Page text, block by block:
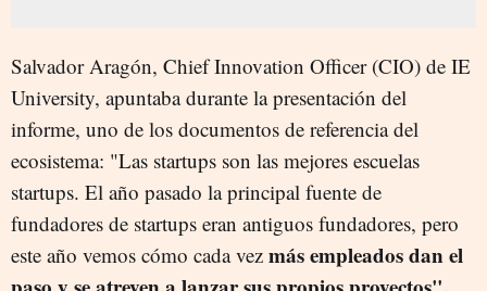
Salvador Aragón, Chief Innovation Officer (CIO) de IE
University, apuntaba durante la presentación del
informe, uno de los documentos de referencia del
ecosistema: "Las startups son las mejores escuelas
startups. El año pasado la principal fuente de
fundadores de startups eran antiguos fundadores, pero
este año vemos cómo cada vez más empleados dan el